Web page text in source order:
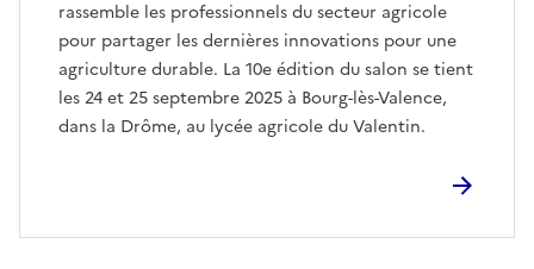
rassemble les professionnels du secteur agricole
pour partager les dernières innovations pour une
agriculture durable. La 10e édition du salon se tient
les 24 et 25 septembre 2025 à Bourg-lès-Valence,
dans la Drôme, au lycée agricole du Valentin.